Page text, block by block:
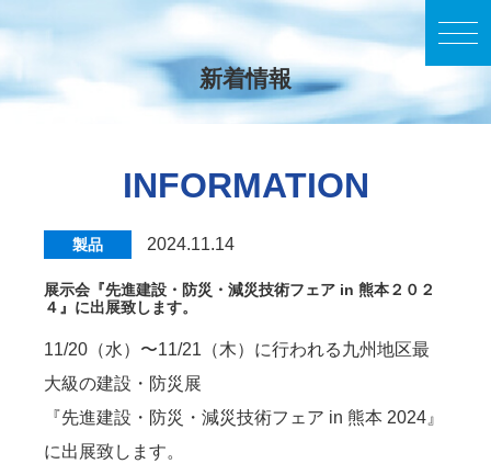
新着情報
INFORMATION
製品 2024.11.14
展⽰会『先進建設・防災・減災技術フェア in 熊本２０２
４』に出展致します。
11/20（⽔）〜11/21（⽊）に⾏われる九州地区最
⼤級の建設・防災展
『先進建設・防災・減災技術フェア in 熊本 2024』
に出展致します。